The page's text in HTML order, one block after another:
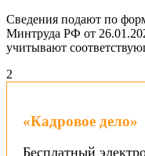
Сведения подают по
Минтруда РФ от
учитывают
2
«Кадровое дело»
Бесплатный